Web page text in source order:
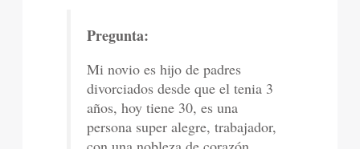
Pregunta:
Mi novio es hijo de padres
divorciados desde que el tenia 3
años, hoy tiene 30, es una
persona super alegre, trabajador,